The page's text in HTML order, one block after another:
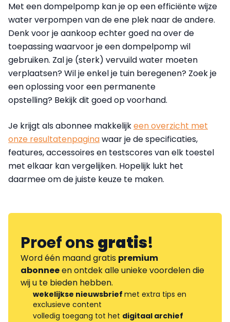
Met een dompelpomp kan je op een efficiënte wijze
water verpompen van de ene plek naar de andere.
Denk voor je aankoop echter goed na over de
toepassing waarvoor je een dompelpomp wil
gebruiken. Zal je (sterk) vervuild water moeten
verplaatsen? Wil je enkel je tuin beregenen? Zoek je
een oplossing voor een permanente
opstelling? Bekijk dit goed op voorhand.
Je krijgt als abonnee makkelijkeen overzicht met
onze resultatenpaginawaar je de specificaties,
features, accessoires en testscores van elk toestel
met elkaar kan vergelijken. Hopelijk lukt het
daarmee om de juiste keuze te maken.
Proef onsgratis!
Word één maand gratis premium
abonneeen ontdek alle unieke voordelen die
wij u te bieden hebben.
wekelijkse nieuwsbrief met extra tips en
exclusieve content
volledig toegang tot het digitaal archief